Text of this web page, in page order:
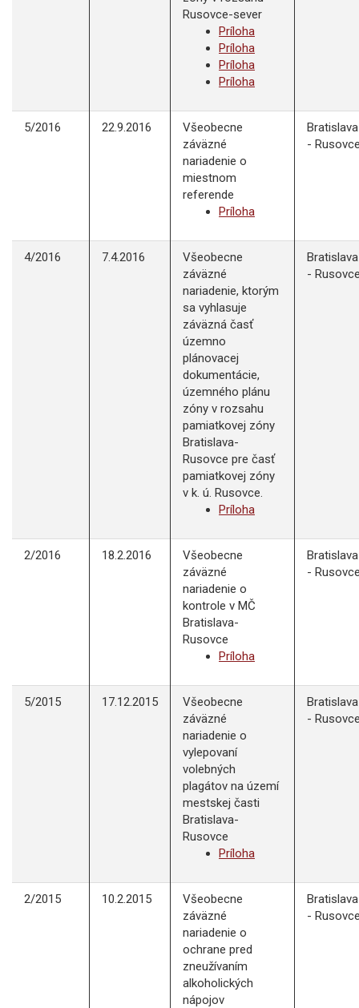
Rusovce-sever
Príloha
Príloha
Príloha
Príloha
5/2016 22.9.2016
Všeobecne
záväzné
nariadenie o
miestnom
referende
Príloha
Bratislava
-
4/2016 7.4.2016
Všeobecne
záväzné
nariadenie, ktorým
sa vyhlasuje
záväzná časť
územno
plánovacej
dokumentácie,
územného plánu
zóny v rozsahu
pamiatkovej zóny
Bratislava-
Rusovce pre časť
pamiatkovej zóny
v k. ú. Rusovce.
Príloha
Bratislava
-
2/2016 18.2.2016
Všeobecne
záväzné
nariadenie o
kontrole v MČ
Bratislava-
Rusovce
Príloha
Bratislava
-
5/2015 17.12.2015
Všeobecne
záväzné
nariadenie o
vylepovaní
volebných
plagátov na území
mestskej časti
Bratislava-
Rusovce
Príloha
Bratislava
-
2/2015 10.2.2015
Všeobecne
záväzné
nariadenie o
ochrane pred
zneužívaním
alkoholických
nápojov
Bratislava
-